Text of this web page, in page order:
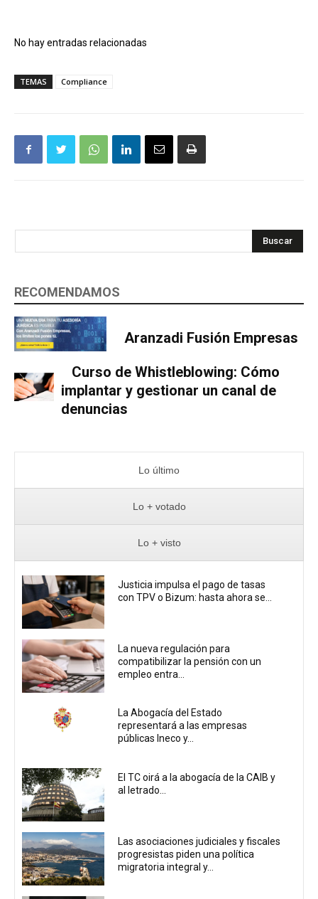
No hay entradas relacionadas
TEMAS Compliance
Buscar
RECOMENDAMOS
Aranzadi Fusión Empresas
Curso de Whistleblowing: Cómo
implantar y gestionar un canal de
denuncias
Lo último
Lo + votado
Lo + visto
Justicia impulsa el pago de tasas
con TPV o Bizum: hasta ahora se...
La nueva regulación para
compatibilizar la pensión con un
empleo entra...
La Abogacía del Estado
representará a las empresas
públicas Ineco y...
El TC oirá a la abogacía de la CAIB y
al letrado...
Las asociaciones judiciales y fiscales
progresistas piden una política
migratoria integral y...